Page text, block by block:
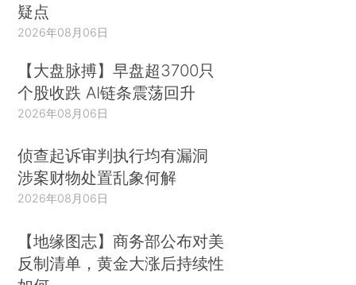
疑点
2026年08月06日
【大盘脉搏】早盘超3700只
个股收跌 AI链条震荡回升
2026年08月06日
侦查起诉审判执行均有漏洞
涉案财物处置乱象何解
2026年08月06日
【地缘图志】商务部公布对美
反制清单，黄金大涨后持续性